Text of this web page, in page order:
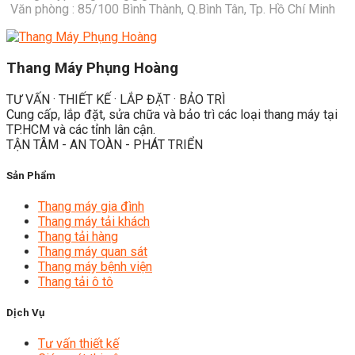
Văn phòng : 85/100 Bình Thành, Q.Bình Tân, Tp. Hồ Chí Minh
Thang Máy Phụng Hoàng
TƯ VẤN · THIẾT KẾ · LẮP ĐẶT · BẢO TRÌ
Cung cấp, lắp đặt, sửa chữa và bảo trì các loại thang máy tại
TP.HCM và các tỉnh lân cận.
TẬN TÂM - AN TOÀN - PHÁT TRIỂN
Sản Phẩm
Thang máy gia đình
Thang máy tải khách
Thang tải hàng
Thang máy quan sát
Thang máy bệnh viện
Thang tải ô tô
Dịch Vụ
Tư vấn thiết kế